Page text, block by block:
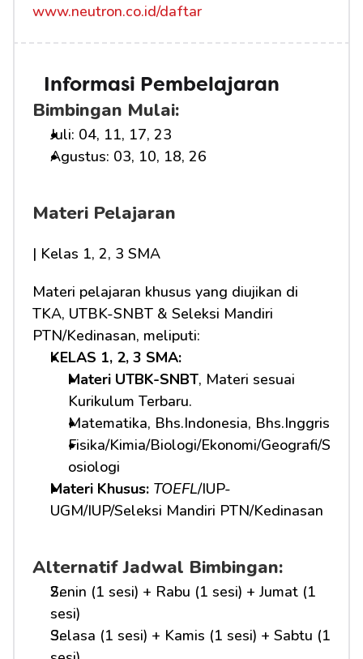
www.neutron.co.id/daftar
Informasi Pembelajaran
Bimbingan Mulai:
Juli: 04, 11, 17, 23
Agustus: 03, 10, 18, 26
Materi Pelajaran
| Kelas 1, 2, 3 SMA
Materi pelajaran khusus yang diujikan di
TKA, UTBK-SNBT & Seleksi Mandiri
PTN/Kedinasan, meliputi:
KELAS 1, 2, 3 SMA:
Materi UTBK-SNBT, Materi sesuai
Kurikulum Terbaru.
Matematika, Bhs.Indonesia, Bhs.Inggris
Fisika/Kimia/Biologi/Ekonomi/Geografi/S
osiologi
Materi Khusus: TOEFL/IUP-
UGM/IUP/Seleksi Mandiri PTN/Kedinasan
Alternatif Jadwal Bimbingan:
Senin (1 sesi) + Rabu (1 sesi) + Jumat (1
sesi)
Selasa (1 sesi) + Kamis (1 sesi) + Sabtu (1